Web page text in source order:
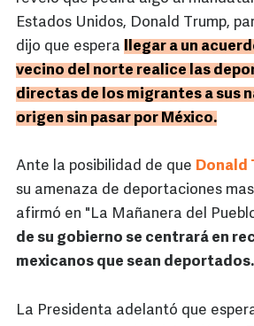
Estados Unidos, Donald Trump,
dijo que espera llegar a un
vecino del norte realice las
directas de los migrantes a sus
origen sin pasar por México.
Ante la posibilidad de que Donald
su amenaza de deportaciones
afirmó en "La Mañanera del
de su gobierno se centrará en
mexicanos que sean deportados.
La Presidenta adelantó que